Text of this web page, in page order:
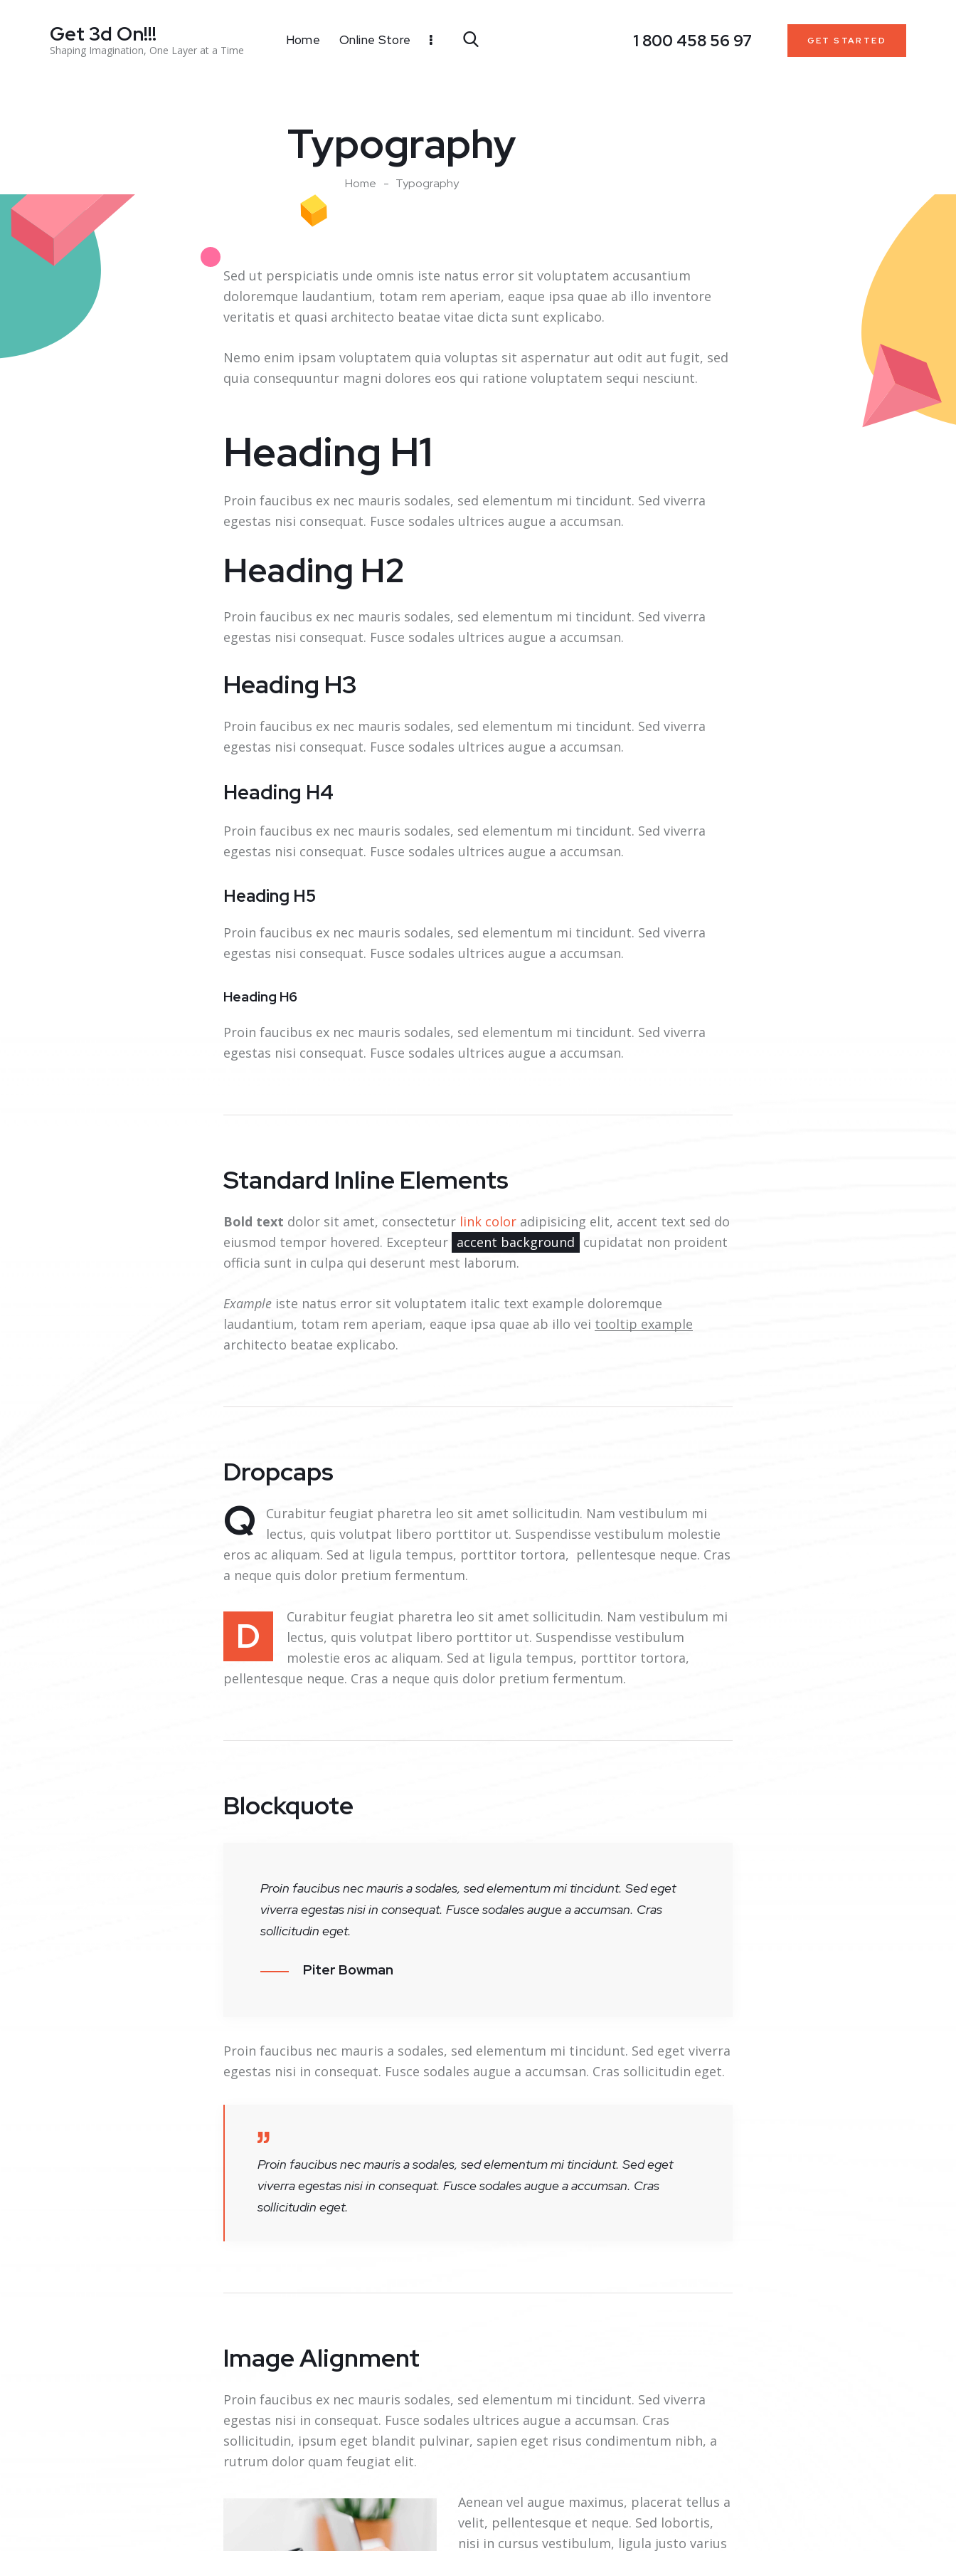
Get 3d On!!!
Shaping Imagination, One Layer at a Time
Home Online Store 1 800 458 56 97 GET STARTED
Typography
Home Typography
Sed ut perspiciatis unde omnis iste natus error sit voluptatem accusantium
doloremque laudantium, totam rem aperiam, eaque ipsa quae ab illo inventore
veritatis et quasi architecto beatae vitae dicta sunt explicabo.
Nemo enim ipsam voluptatem quia voluptas sit aspernatur aut odit aut fugit, sed
quia consequuntur magni dolores eos qui ratione voluptatem sequi nesciunt.
Heading H1
Proin faucibus ex nec mauris sodales, sed elementum mi tincidunt. Sed viverra
egestas nisi consequat. Fusce sodales ultrices augue a accumsan.
Heading H2
Proin faucibus ex nec mauris sodales, sed elementum mi tincidunt. Sed viverra
egestas nisi consequat. Fusce sodales ultrices augue a accumsan.
Heading H3
Proin faucibus ex nec mauris sodales, sed elementum mi tincidunt. Sed viverra
egestas nisi consequat. Fusce sodales ultrices augue a accumsan.
Heading H4
Proin faucibus ex nec mauris sodales, sed elementum mi tincidunt. Sed viverra
egestas nisi consequat. Fusce sodales ultrices augue a accumsan.
Heading H5
Proin faucibus ex nec mauris sodales, sed elementum mi tincidunt. Sed viverra
egestas nisi consequat. Fusce sodales ultrices augue a accumsan.
Heading H6
Proin faucibus ex nec mauris sodales, sed elementum mi tincidunt. Sed viverra
egestas nisi consequat. Fusce sodales ultrices augue a accumsan.
Standard Inline Elements
Bold text dolor sit amet, consectetur link coloradipisicing elit, accent text sed do
eiusmod tempor hovered. Excepteur accent background cupidatat non proident
officia sunt in culpa qui deserunt mest laborum.
Exampleiste natus error sit voluptatem italic text example doloremque
laudantium, totam rem aperiam, eaque ipsa quae ab illo vei tooltip example
architecto beatae explicabo.
Dropcaps
Q
Curabitur feugiat pharetra leo sit amet sollicitudin. Nam vestibulum mi
lectus, quis volutpat libero porttitor ut. Suspendisse vestibulum molestie
eros ac aliquam. Sed at ligula tempus, porttitor tortora, pellentesque neque. Cras
a neque quis dolor pretium fermentum.
D
Curabitur feugiat pharetra leo sit amet sollicitudin. Nam vestibulum mi
lectus, quis volutpat libero porttitor ut. Suspendisse vestibulum
molestie eros ac aliquam. Sed at ligula tempus, porttitor tortora,
pellentesque neque. Cras a neque quis dolor pretium fermentum.
Blockquote
Proin faucibus nec mauris a sodales, sed elementum mi tincidunt. Sed eget
viverra egestas nisi in consequat. Fusce sodales augue a accumsan. Cras
sollicitudin eget.
Piter Bowman
Proin faucibus nec mauris a sodales, sed elementum mi tincidunt. Sed eget viverra
egestas nisi in consequat. Fusce sodales augue a accumsan. Cras sollicitudin eget.
Proin faucibus nec mauris a sodales, sed elementum mi tincidunt. Sed eget
viverra egestas nisi in consequat. Fusce sodales augue a accumsan. Cras
sollicitudin eget.
Image Alignment
Proin faucibus ex nec mauris sodales, sed elementum mi tincidunt. Sed viverra
egestas nisi in consequat. Fusce sodales ultrices augue a accumsan. Cras
sollicitudin, ipsum eget blandit pulvinar, sapien eget risus condimentum nibh, a
rutrum dolor quam feugiat elit.
Aenean vel augue maximus, placerat tellus a
velit, pellentesque et neque. Sed lobortis,
nisi in cursus vestibulum, ligula justo varius